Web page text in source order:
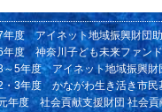
年度 アイネット地域振興財団
年度 神奈川子ども未来ファン
～5年度 アイネット地域振興財
・3年度 かながわ生き活き市民
年度 社会貢献支援財団 社会貢